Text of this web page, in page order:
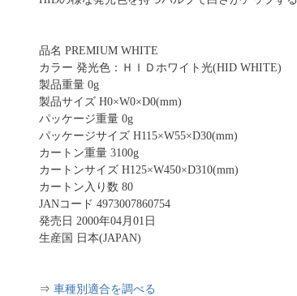
品名 PREMIUM WHITE
カラー 発光色：ＨＩＤホワイト光(HID WHITE)
製品重量 0g
製品サイズ H0×W0×D0(mm)
パッケージ重量 0g
パッケージサイズ H115×W55×D30(mm)
カートン重量 3100g
カートンサイズ H125×W450×D310(mm)
カートン入り数 80
JANコード 4973007860754
発売日 2000年04月01日
生産国 日本(JAPAN)
⇒ 車種別適合を調べる